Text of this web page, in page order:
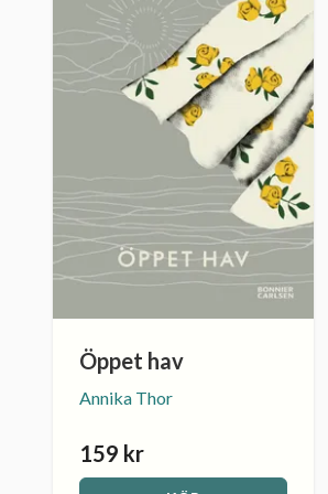
Öppet hav
Annika Thor
159 kr